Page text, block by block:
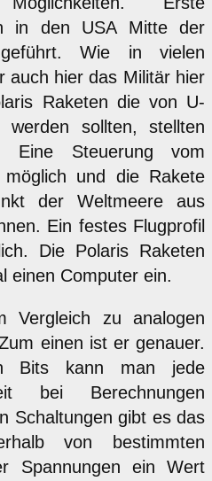
in den USA Mitte der
Wie in vielen
auch hier das Militär hier
Raketen die von U-
sollten, stellten
Eine Steuerung vom
und die Rakete
der Weltmeere aus
Ein festes Flugprofil
Die Polaris Raketen
einen Computer ein.
Vergleich zu analogen
einen ist er genauer.
Bits kann man jede
bei Berechnungen
Schaltungen gibt es das
von bestimmten
Spannungen ein Wert